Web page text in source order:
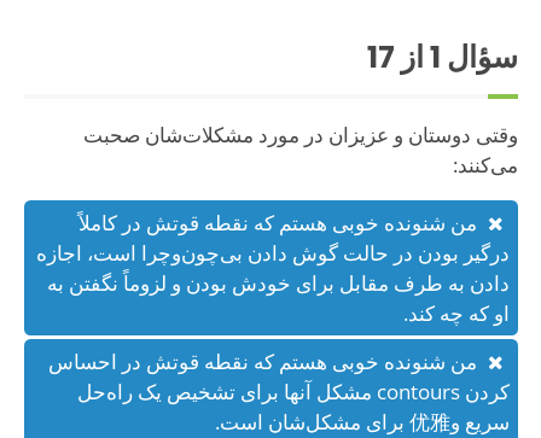
سؤال 1از 17
وقتی دوستان و عزیزان در مورد مشکلات‌شان صحبت
می‌کنند:
من شنونده خوبی هستم که نقطه قوتش در کاملاً
درگیر بودن در حالت گوش دادن بی‌چون‌وچرا است، اجازه
دادن به طرف مقابل برای خودش بودن و لزوماً نگفتن به
او که چه کند.
من شنونده خوبی هستم که نقطه قوتش در احساس
کردن contours مشکل آنها برای تشخیص یک راه‌حل
سریع و优雅 برای مشکل‌شان است.